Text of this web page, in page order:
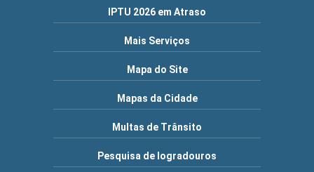
IPTU 2026 em Atraso
Mais Serviços
Mapa do Site
Mapas da Cidade
Multas de Trânsito
Pesquisa de logradouros